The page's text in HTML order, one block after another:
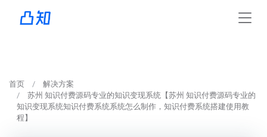
首页
解决方案
苏州 知识付费源码专业的知识变现系统【苏州 知识付费源码专业的
知识变现系统知识付费系统系统怎么制作，知识付费系统搭建使用教
程】